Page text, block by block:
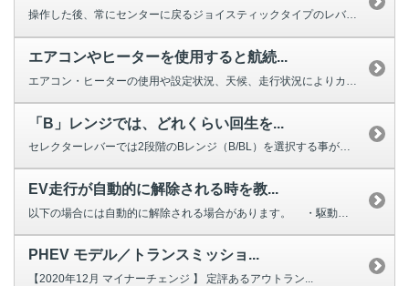
操作した後、常にセンターに戻るジョイスティックタイプのレバーですので、以下...
エアコンやヒーターを使用すると航続...
エアコン・ヒーターの使用や設定状況、天候、走行状況によりカタログ数値に対し...
「B」レンジでは、どれくらい回生を...
セレクターレバーでは2段階のBレンジ（B/BL）を選択する事ができ、回生レ...
EV走行が自動的に解除される時を教...
PHEV モデル／トランスミッショ...
【2020年12月 マイナーチェンジ 】 定評あるアウトラン...